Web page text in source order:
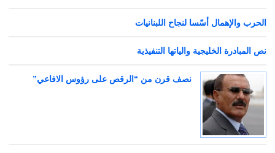
الحرب والإهمال أسّسا لنجاح اللبنانيات
نص المبادرة الخليجية والياتها التنفيذية
نصف قرن من “الرقص على رؤوس الافاعي”